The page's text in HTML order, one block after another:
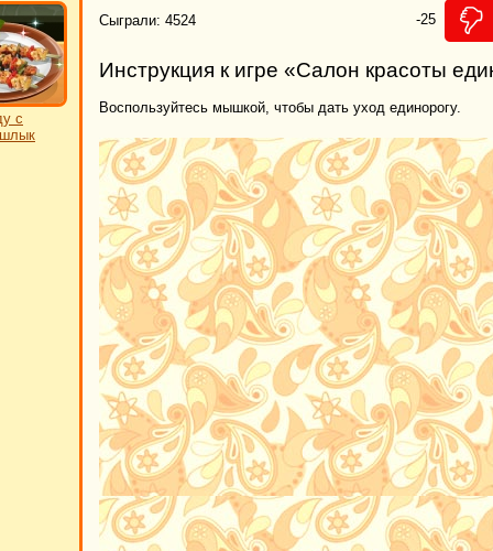
с
Сыграли: 4524 -25
Инструкция к игре «Салон красоты
Воспользуйтесь мышкой, чтобы дать уход единорогу.